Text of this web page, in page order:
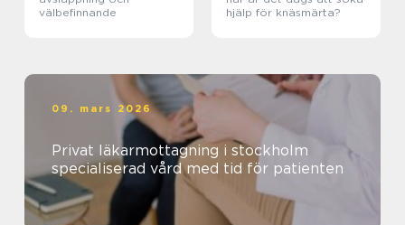
välbefinnande
hjälp för knäsmärta?
09. mars 2026
Privat läkarmottagning i stockholm
specialiserad vård med tid för patienten